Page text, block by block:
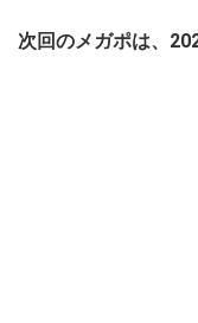
次回のメガポは、